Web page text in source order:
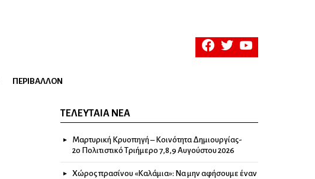
facebooktwitteryoutube
ΠΕΡΙΒΆΛΛΟΝ
ΤΕΛΕΥΤΑΊΑ ΝΈΑ
Μαρτυρική Κρυοπηγή – Κοινότητα Δημιουργίας-
2ο Πολιτιστικό Τριήμερο 7,8,9 Αυγούστου 2026
Χώρος πρασίνου «Καλάμια»: Να μην αφήσουμε έναν